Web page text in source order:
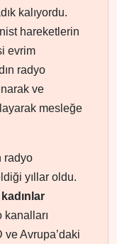
kalıyordu.
hareketlerin
evrim
radyo
ve
mesleğe
radyo
yıllar oldu.
kanalları
ve Avrupa’daki